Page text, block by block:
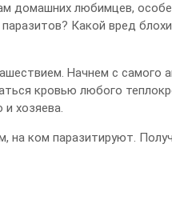
домашних любимцев,
Какой вред
Начнем с самого
кровью любого
хозяева.
на ком паразитируют.